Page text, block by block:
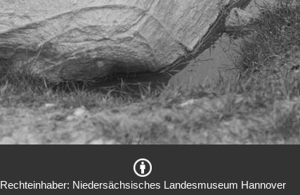
Rechteinhaber: Niedersächsisches Landesmuseum Hannover